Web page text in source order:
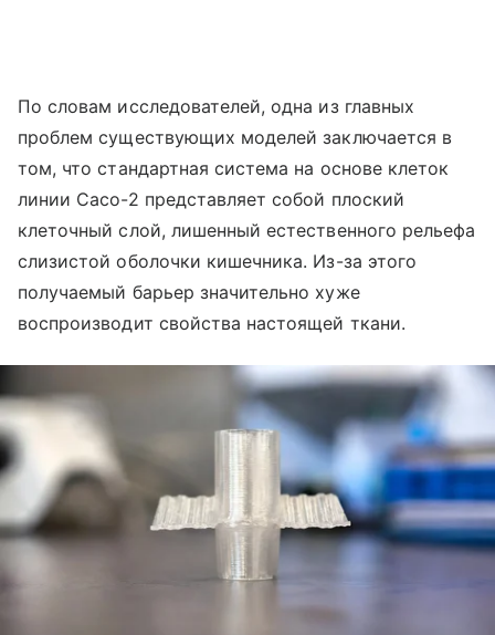
По словам исследователей, одна из главных
проблем существующих моделей заключается в
том, что стандартная система на основе клеток
линии Caco-2 представляет собой плоский
клеточный слой, лишенный естественного рельефа
слизистой оболочки кишечника. Из-за этого
получаемый барьер значительно хуже
воспроизводит свойства настоящей ткани.